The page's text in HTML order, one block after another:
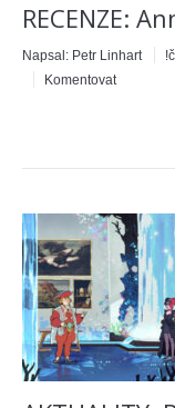
RECENZE:
Napsal: Petr Linhart
Komentovat